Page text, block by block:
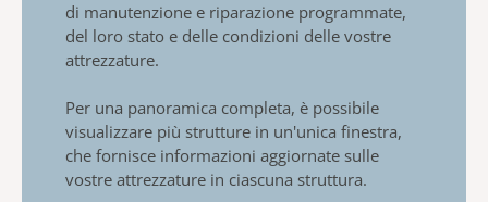
di manutenzione e riparazione programmate,
del loro stato e delle condizioni delle vostre
attrezzature.
Per una panoramica completa, è possibile
visualizzare più strutture in un'unica finestra,
che fornisce informazioni aggiornate sulle
vostre attrezzature in ciascuna struttura.